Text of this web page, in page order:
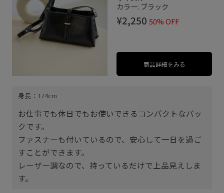
カラー: ブラック
¥2,250 50% OFF
商品詳細をみる
身長：174cm
お仕事でも休日でもお使いできるコンパクトなバッ
クです。
ファスナーも付いているので、安心して一日を過ご
すことができます。
レーザー調なので、持っているだけで上品見えしま
す。